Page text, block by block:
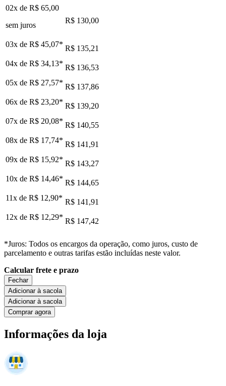
02x de R$ 65,00
sem juros
R$ 130,00
03x de R$ 45,07* R$ 135,21
04x de R$ 34,13* R$ 136,53
05x de R$ 27,57* R$ 137,86
06x de R$ 23,20* R$ 139,20
07x de R$ 20,08* R$ 140,55
08x de R$ 17,74* R$ 141,91
09x de R$ 15,92* R$ 143,27
10x de R$ 14,46* R$ 144,65
11x de R$ 12,90* R$ 141,91
12x de R$ 12,29* R$ 147,42
*Juros: Todos os encargos da operação, como juros, custo de
parcelamento e outras tarifas estão incluídas neste valor.
Calcular frete e prazo
Fechar
Adicionar à sacola
Adicionar à sacola
Comprar agora
Informações da loja